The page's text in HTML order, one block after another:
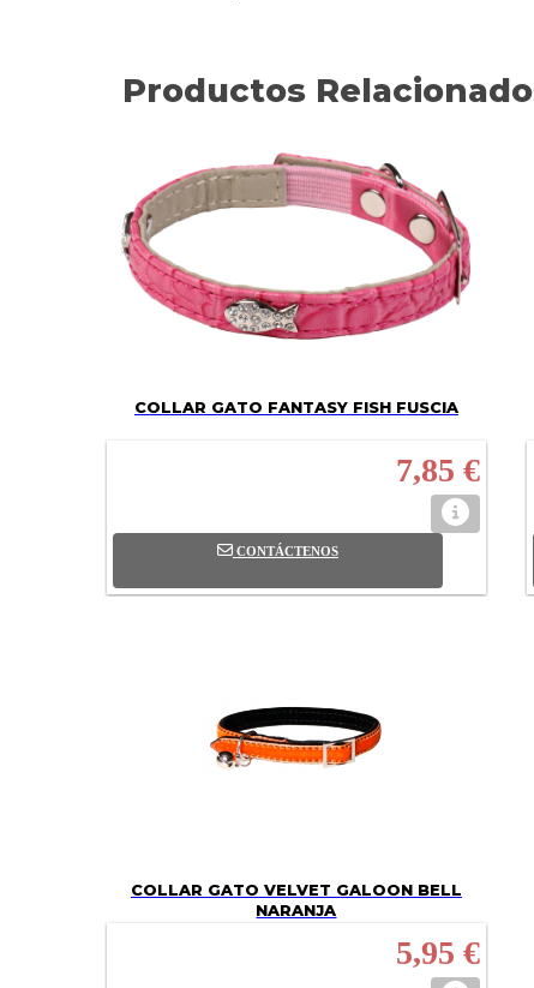
Productos
COLLAR GATO FANTASY FISH FUSCIA
7,85 €
CONTÁCTENOS
COLLAR GATO VELVET GALOON BELL
NARANJA
5,95 €